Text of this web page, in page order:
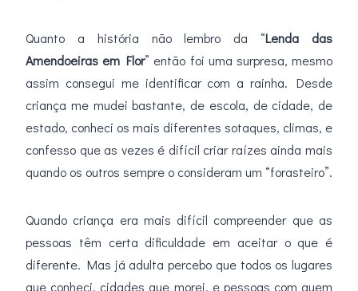
Quanto a história não lembro da “Lenda das
Amendoeiras em Flor” então foi uma surpresa, mesmo
assim consegui me identificar com a rainha. Desde
criança me mudei bastante, de escola, de cidade, de
estado, conheci os mais diferentes sotaques, climas, e
confesso que as vezes é difícil criar raízes ainda mais
quando os outros sempre o consideram um “forasteiro”.
Quando criança era mais difícil compreender que as
pessoas têm certa dificuldade em aceitar o que é
diferente. Mas já adulta percebo que todos os lugares
que conheci, cidades que morei, e pessoas com quem